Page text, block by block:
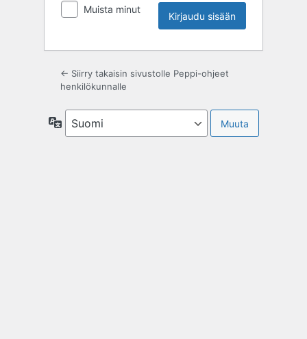
Muista minut
← Siirry takaisin sivustolle Peppi-ohjeet
henkilökunnalle
Kieli